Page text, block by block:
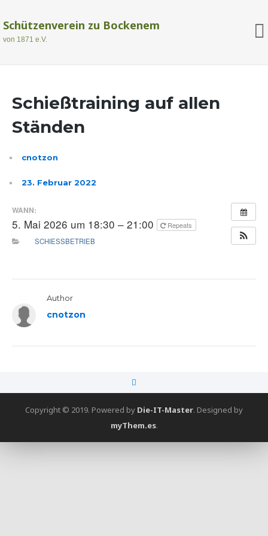
Schützenverein zu Bockenem
von 1871 e.V.
Schießtraining auf allen
Ständen
cnotzon
23. Februar 2022
WANN:
5. Mai 2026 um 18:30 – 21:00
Repeats
SCHIESSBETRIEB
Author
cnotzon
Copyright © 2019. Powered by Die-IT-Master. Designed by
myThem.es.